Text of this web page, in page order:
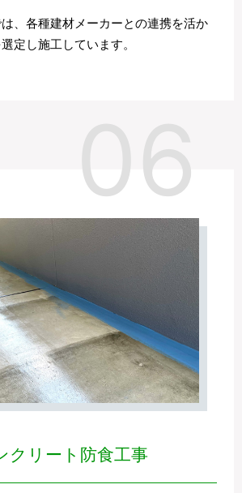
、各種建材メーカーとの連携を活か
定し施工しています。
クリート防食工事